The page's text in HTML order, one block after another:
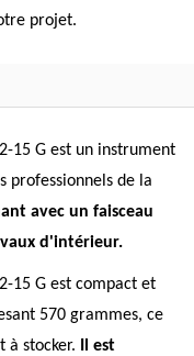
projet.
15 G est un instrument
professionnels de la
avec un faisceau
d'intérieur.
15 G est compact et
570 grammes, ce
stocker.
Il est